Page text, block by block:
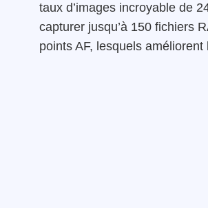
taux d’images incroyable de
capturer jusqu’à 150 fichiers
points AF, lesquels améliorent